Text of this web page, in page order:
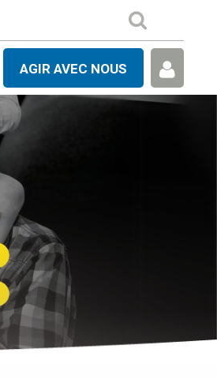
AGIR AVEC NOUS